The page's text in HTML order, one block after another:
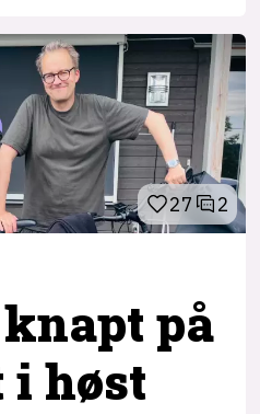
27 2
på
i høst